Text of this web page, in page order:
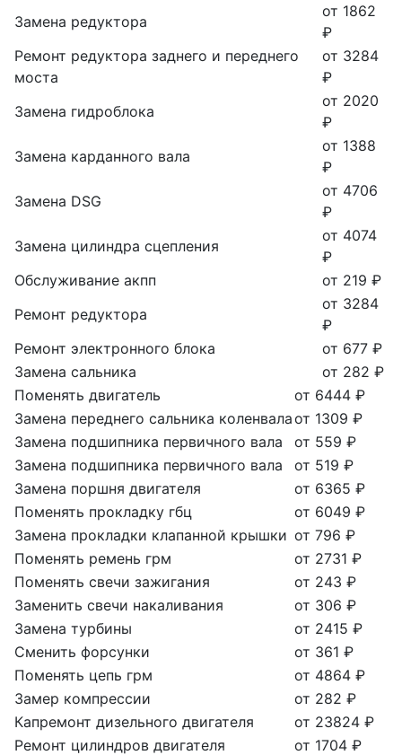
Замена редуктора
от 1862
₽
Ремонт редуктора заднего и переднего
моста
от 3284
₽
Замена гидроблока
от 2020
₽
Замена карданного вала
от 1388
₽
Замена DSG
от 4706
₽
Замена цилиндра сцепления
от 4074
₽
Обслуживание акпп
от 219 ₽
Ремонт редуктора
от 3284
₽
Ремонт электронного блока
от 677 ₽
Замена сальника
от 282 ₽
Поменять двигатель
от 6444 ₽
Замена переднего сальника коленвалаот 1309 ₽
Замена подшипника первичного вала
от 559 ₽
Замена подшипника первичного вала
от 519 ₽
Замена поршня двигателя
от 6365 ₽
Поменять прокладку гбц
от 6049 ₽
Замена прокладки клапанной крышки от 796 ₽
Поменять ремень грм
от 2731 ₽
Поменять свечи зажигания
от 243 ₽
Заменить свечи накаливания
от 306 ₽
Замена турбины
от 2415 ₽
Сменить форсунки
от 361 ₽
Поменять цепь грм
от 4864 ₽
Замер компрессии
от 282 ₽
Капремонт дизельного двигателя
от 23824 ₽
Ремонт цилиндров двигателя
от 1704 ₽